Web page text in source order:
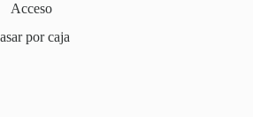
Acceso
por caja